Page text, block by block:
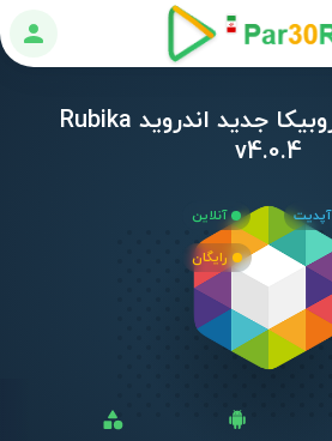
ورود
دانلود و نصب روبیکا جدید اندروید Rubika
v4.0.4
آپدیت آنلاین
رایگان